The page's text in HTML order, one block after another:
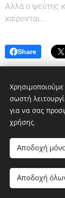
Αλλά ο ψεύτης
χαίρονται...
Share
©
σωστή
για να σας
χρήσης.
Αποδοχή
Αποδοχή